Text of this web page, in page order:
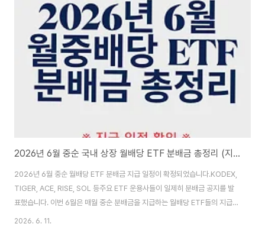
내에서는 보기 드문 배당회피 전략과 액티브 커버드콜 운용을 결합한 상품입니
다.시장 상황에 따라 옵션 매도 비중과 행사가,만기까지 조절할 수 있는 액티브
ETF인 만큼기존 커버드콜 ETF와는 어떤 차이가 있는지,그리고 배당회피 전
략이 투자자에게 어떤..
2026년 6월 중순 국내 상장 월배당 ETF 분배금 총정리 (지급 일정 확인)
2026년 6월 중순 월배당 ETF 분배금 지급 일정이 확정되었습니다.KODEX,
TIGER, ACE, RISE, SOL 등주요 ETF 운용사들이 일제히 분배금 공지를 발
표했습니다. 이번 6월은 매월 중순 분배금을 지급하는 월배당 ETF들의 지급기
준일 15일이 월요일입니다.따라서 주초일 때보다 분배락과 지급기준일 사이에
2026. 6. 11.